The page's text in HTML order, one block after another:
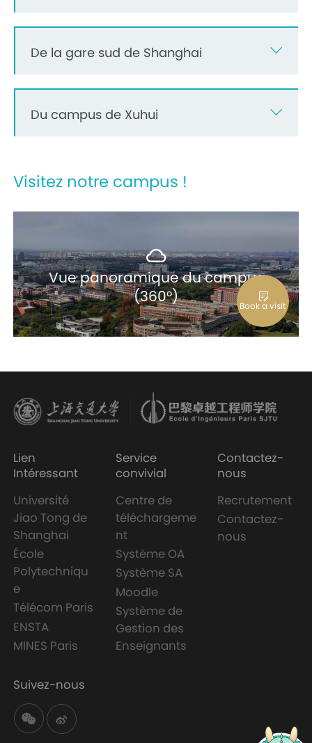
De la gare sud de Shanghai
Du campus de Xuhui
Visitez notre campus !
Vue panoramique du campus
(360°)
Book a visit
Lien
Intéressant
Université
Jiao Tong de
Shanghai
École
Polytechniqu
e
Télécom Paris
ENSTA
MINES Paris
Service
convivial
Centre de
téléchargeme
nt
Système OA
Système SA
Moodle
Système de
Gestion des
Enseignants
Contactez-
nous
Recrutement
Contactez-
nous
Suivez-nous